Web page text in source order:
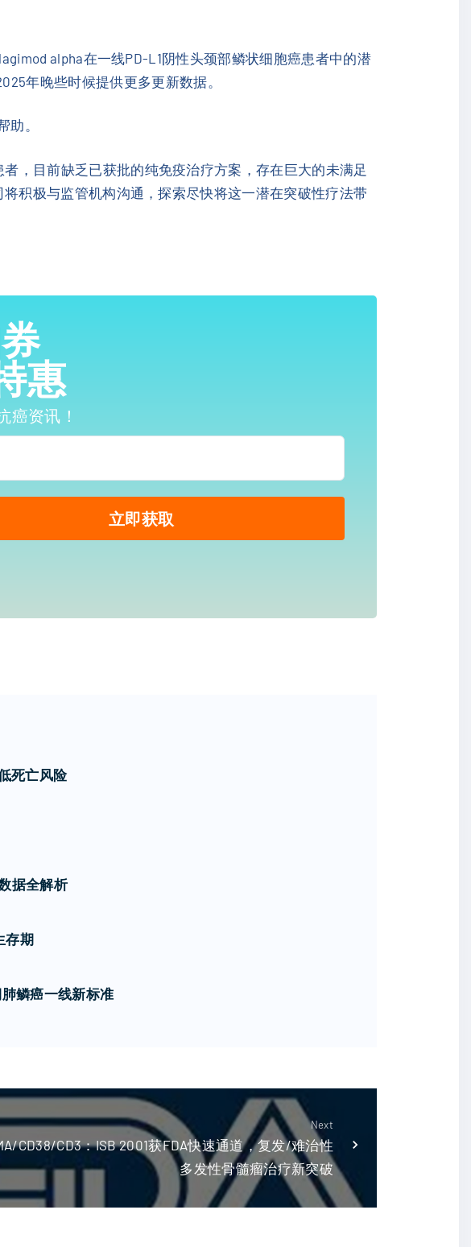
alpha在一线PD-L1阴性头颈部鳞状细胞癌患者中的潜
年晚些时候提供更多更新数据。
助。
，目前缺乏已获批的纯免疫治疗方案，存在巨大的未满足
积极与监管机构沟通，探索尽快将这一潜在突破性疗法带
惠
癌资讯！
死亡风险
据全解析
存期
鳞癌一线新标准
Next
CD38/CD3：ISB 2001获FDA快速通道，复发/难治性
多发性骨髓瘤治疗新突破